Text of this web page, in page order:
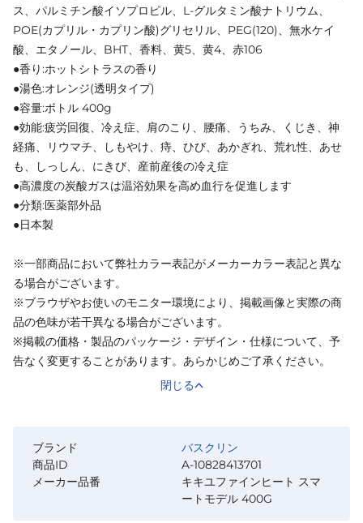
ス、パルミチン酸イソプロピル、L-グルタミン酸ナトリウム、
POE(カプリル・カプリン酸)グリセリル、PEG(120)、無水ケイ
酸、エタノール、BHT、香料、黄5、黄4、赤106
●香り:ホットシトラスの香り
●湯色:オレンジ(透明タイプ)
●容量:ボトル 400g
●効能:疲労回復、冷え症、肩のこり、腰痛、うちみ、くじき、神
経痛、リウマチ、しもやけ、痔、ひび、あかぎれ、荒れ性、あせ
も、しっしん、にきび、産前産後の冷え症
●高濃度の炭酸ガスは温浴効果を高め血行を促進します
●分類:医薬部外品
●日本製
※一部商品において弊社カラー表記がメーカーカラー表記と異な
る場合がございます。
※ブラウザやお使いのモニター環境により、掲載画像と実際の商
品の色味が若干異なる場合がございます。
※掲載の価格・製品のパッケージ・デザイン・仕様について、予
告なく変更することがあります。あらかじめご了承ください。
閉じる
ブランド
バスクリン
商品ID
A-10828413701
メーカー品番
キキユファインヒート スマ
ートモデル 400G